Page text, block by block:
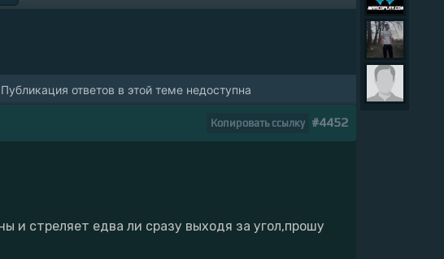
ответов в этой теме недоступна
Копировать ссылку #4452
и стреляет едва ли сразу выходя за угол,прошу